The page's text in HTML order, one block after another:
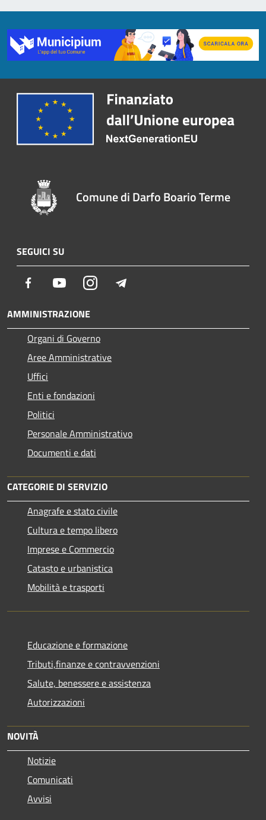
Comune di Darfo Boario Terme
SEGUICI SU
Facebook YoutubeInstagram
AMMINISTRAZIONE
Organi di Governo
Aree Amministrative
Uffici
Enti e fondazioni
Politici
Personale Amministrativo
Documenti e dati
CATEGORIE DI SERVIZIO
Anagrafe e stato civile
Cultura e tempo libero
Imprese e Commercio
Catasto e urbanistica
Mobilità e trasporti
Educazione e formazione
Tributi,finanze e contravvenzioni
Salute, benessere e assistenza
Autorizzazioni
NOVITÀ
Notizie
Comunicati
Avvisi